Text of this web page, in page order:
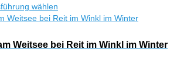
können
auf
Produktseite
wählen
Produkt
mehrere
Varianten
Weitsee bei Reit im Winkl im Winter